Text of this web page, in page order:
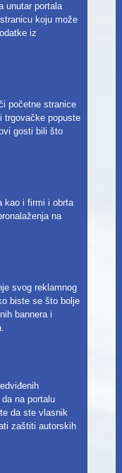
unutar portala
koju može
iz
početne stranice
trgovačke popuste
gosti bili što
kao i firmi i obrta
na
svog reklamnog
biste se što bolje
bannera i
na portalu
da ste vlasnik
zaštiti autorskih